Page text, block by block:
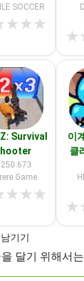
SOCCER
★★★
★
Survival
Game
★★★
이
클
★
기기
달기 위해서는